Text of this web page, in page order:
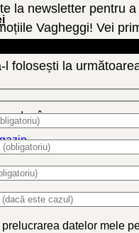
în coș.
la newsletter pentru
Vagheggi! Vei
l folosești la
datelor mele